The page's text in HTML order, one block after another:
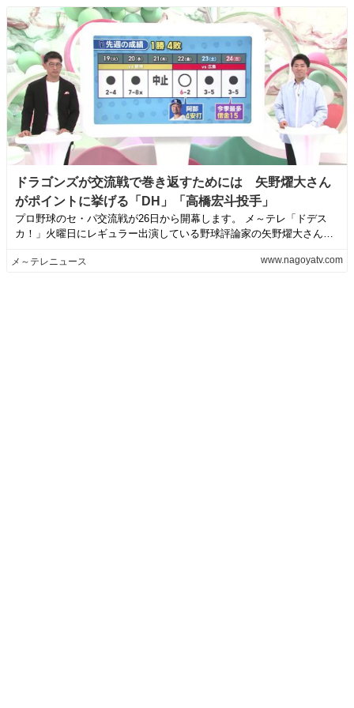
ドラゴンズが交流戦で巻き返すためには 矢野燿大さん
がポイントに挙げる「DH」「高橋宏斗投手」
プロ野球のセ・パ交流戦が26日から開幕します。 メ～テレ「ドデス
カ！」火曜日にレギュラー出演している野球評論家の矢野燿大さん
メ～テレニュース www.nagoyatv.com